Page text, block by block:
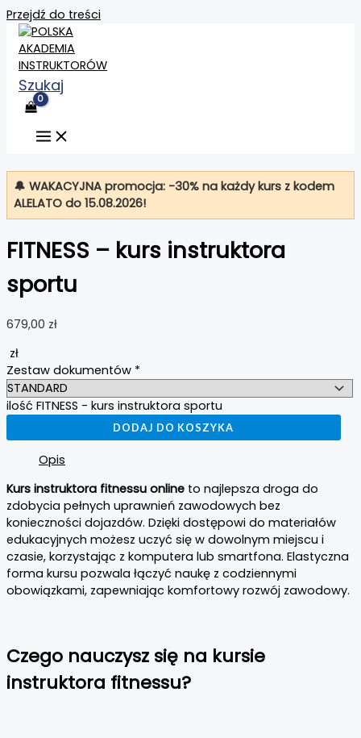
Przejdź do treści
Szukaj
🔔 WAKACYJNA promocja: -30% na każdy kurs z kodem
ALELATO do 15.08.2026!
FITNESS – kurs instruktora
sportu
679,00 zł
zł
Zestaw dokumentów *
ilość FITNESS - kurs instruktora sportu
DODAJ DO KOSZYKA
Opis
Kurs instruktora fitnessu online to najlepsza droga do
zdobycia pełnych uprawnień zawodowych bez
konieczności dojazdów. Dzięki dostępowi do materiałów
edukacyjnych możesz uczyć się w dowolnym miejscu i
czasie, korzystając z komputera lub smartfona. Elastyczna
forma kursu pozwala łączyć naukę z codziennymi
obowiązkami, zapewniając komfortowy rozwój zawodowy.
Czego nauczysz się na kursie
instruktora fitnessu?